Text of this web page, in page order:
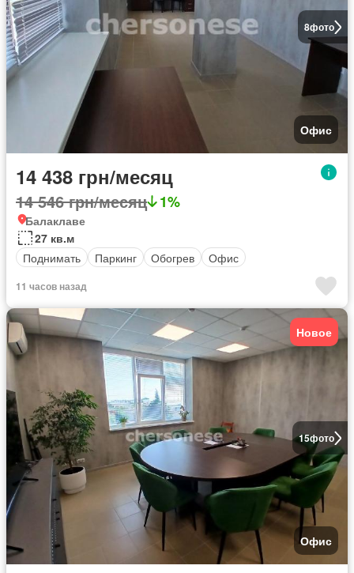
8фото
Офис
14 438 грн/месяц
14 546 грн/месяц 1%
Балаклаве
27 кв.м
Поднимать
Паркинг Обогрев Офис
11 часов назад
15фото
Новое
Офис